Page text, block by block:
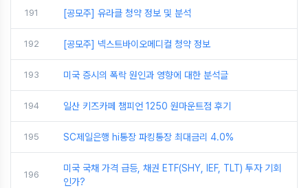
191 [공모주] 유라클 청약 정보 및 분석
192 [공모주] 넥스트바이오메디컬 청약 정보
193 미국 증시의 폭락 원인과 영향에 대한 분석글
194 일산 키즈카페 챔피언 1250 원마운트점 후기
195 SC제일은행 hi통장 파킹통장 최대금리 4.0%
196
미국 국채 가격 급등, 채권 ETF(SHY, IEF, TLT) 투자 기회
인가?